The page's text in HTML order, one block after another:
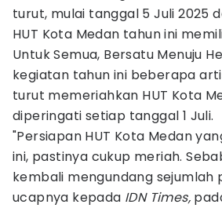
turut, mulai tanggal 5 Juli 2025
HUT Kota Medan tahun ini
Untuk Semua, Bersatu Menuju
kegiatan tahun ini beberapa
turut memeriahkan HUT Kota
diperingati setiap tanggal 1 Juli.
"Persiapan HUT Kota Medan
ini, pastinya cukup meriah.
kembali mengundang sejumlah
ucapnya kepada IDN Times,